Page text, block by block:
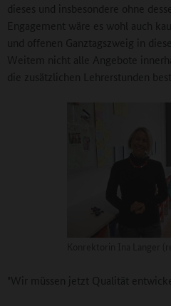
dieses und insbesondere ohne
Engagement wäre es wohl auch
und offenen Ganztagszweig in
Weitem nicht alle Angebote
die zusätzlichen Lehrerstunden
"Wir müssen jetzt Qualität